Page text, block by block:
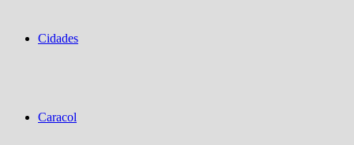
Cidades
Caracol